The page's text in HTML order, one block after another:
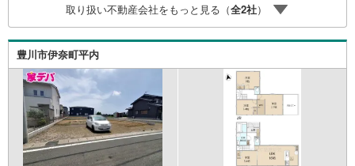
ッズスペース用意しております。ぜひご家族そろってご来
場ください。・営業時間 午前9時00分～午後6時30分 （定
休日:水曜日）この時間帯はお電話でのお問い合わせがスム
ーズにご案内できます。右下の電話ボタンをタッチ！もし
くはお気軽にお電話ください。
取り扱い不動産会社をもっと見る（全2社）
豊川市伊奈町平内